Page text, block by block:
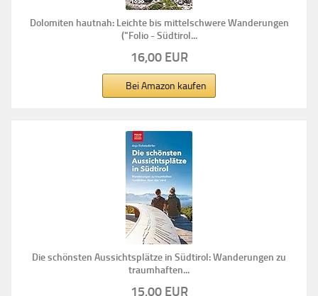
Dolomiten hautnah: Leichte bis mittelschwere Wanderungen
("Folio - Südtirol...
16,00 EUR
Bei Amazon kaufen
Die schönsten Aussichtsplätze in Südtirol: Wanderungen zu
traumhaften...
15,00 EUR